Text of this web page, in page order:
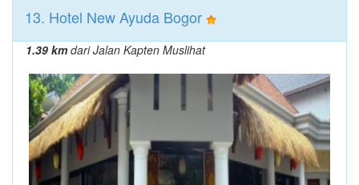
13. Hotel New Ayuda Bogor
1.39 kmdari Jalan Kapten Muslihat